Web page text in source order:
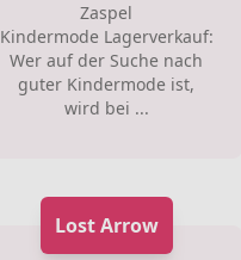
Zaspel
Kindermode Lagerverkauf:
Wer auf der Suche nach
guter Kindermode ist,
wird bei ...
Lost Arrow